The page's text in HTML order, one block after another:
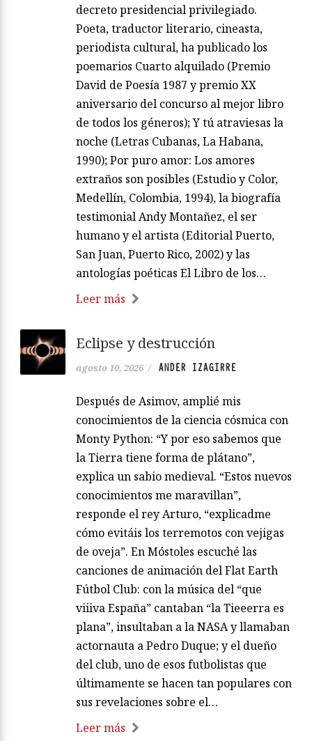
decreto presidencial privilegiado.
Poeta, traductor literario, cineasta,
periodista cultural, ha publicado los
poemarios Cuarto alquilado (Premio
David de Poesía 1987 y premio XX
aniversario del concurso al mejor libro
de todos los géneros); Y tú atraviesas la
noche (Letras Cubanas, La Habana,
1990); Por puro amor: Los amores
extraños son posibles (Estudio y Color,
Medellín, Colombia, 1994), la biografía
testimonial Andy Montañez, el ser
humano y el artista (Editorial Puerto,
San Juan, Puerto Rico, 2002) y las
antologías poéticas El Libro de los…
Leer más
Eclipse y destrucción
agosto 10, 2026 / ANDER IZAGIRRE
Después de Asimov, amplié mis
conocimientos de la ciencia cósmica con
Monty Python: “Y por eso sabemos que
la Tierra tiene forma de plátano”,
explica un sabio medieval. “Estos nuevos
conocimientos me maravillan”,
responde el rey Arturo, “explicadme
cómo evitáis los terremotos con vejigas
de oveja”. En Móstoles escuché las
canciones de animación del Flat Earth
Fútbol Club: con la música del “que
viiiva España” cantaban “la Tieeerra es
plana”, insultaban a la NASA y llamaban
actornauta a Pedro Duque; y el dueño
del club, uno de esos futbolistas que
últimamente se hacen tan populares con
sus revelaciones sobre el…
Leer más